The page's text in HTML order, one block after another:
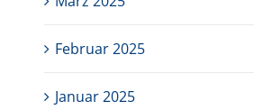
Februar 2025
Januar 2025